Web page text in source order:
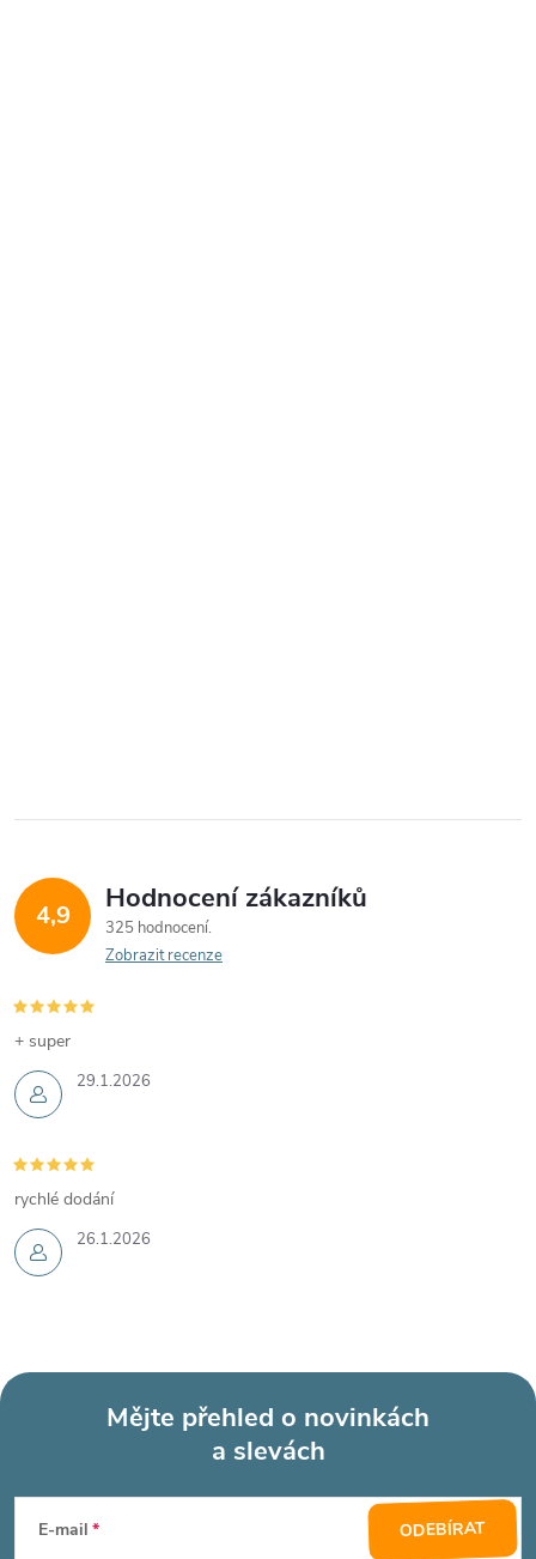
4,9 Hodnocení zákazníků
325 hodnocení
Zobrazit recenze
29.1.2026
+ super
26.1.2026
rychlé dodání
Mějte přehled o novinkách
a slevách
E-mail ODEBÍRAT